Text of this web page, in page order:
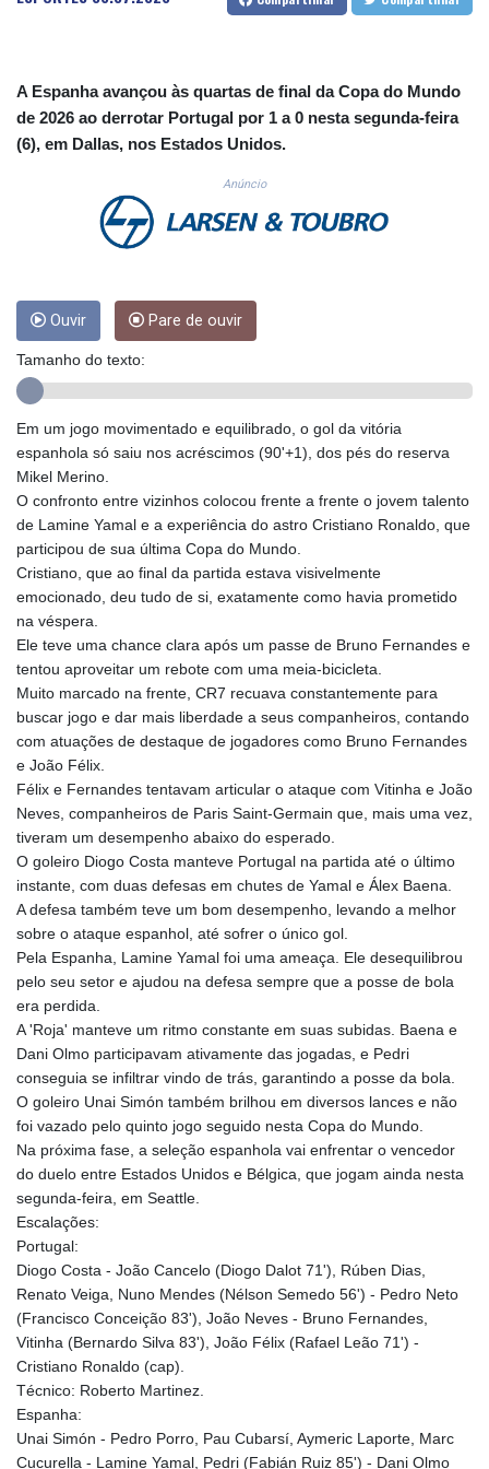
CUC 1.156136
CZK 24.258158
DJF 205.46888
DKK 7.477932
DZD 153.694406
ERN 17.342035
FKP 0.859288
GBP 0.856968
GHS 13.596606
GIP 0.859288
GMD 84.980421
GTQ 8.820142
GYD 241.849406
HKD 9.067746
HNL 31.077375
HRK 7.536506
HUF 363.096405
IDR 20580.370421
INR 109.992259
IRR
1590322.371805
ISK 142.598215
JEP 0.859288
JMD 183.583315
JOD 0.819746
JPY 182.445186
KES 148.887592
KMF 492.514185
KRW 1627.712241
KWD 0.356865
KYD 0.963346
KZT 541.784389
LAK 26108.437325
LBP
LSL 18.648909
LTL 3.413768
LVL 0.699335
LYD 7.358849
MKD 61.70777
MMK 2427.367709
A Espanha avançou às quartas de final da Copa do Mundo
de 2026 ao derrotar Portugal por 1 a 0 nesta segunda-feira
(6), em Dallas, nos Estados Unidos.
Anúncio
Ouvir Pare de ouvir
Tamanho do texto:
Em um jogo movimentado e equilibrado, o gol da vitória
espanhola só saiu nos acréscimos (90'+1), dos pés do reserva
Mikel Merino.
O confronto entre vizinhos colocou frente a frente o jovem talento
de Lamine Yamal e a experiência do astro Cristiano Ronaldo, que
participou de sua última Copa do Mundo.
Cristiano, que ao final da partida estava visivelmente
emocionado, deu tudo de si, exatamente como havia prometido
na véspera.
Ele teve uma chance clara após um passe de Bruno Fernandes e
tentou aproveitar um rebote com uma meia-bicicleta.
Muito marcado na frente, CR7 recuava constantemente para
buscar jogo e dar mais liberdade a seus companheiros, contando
com atuações de destaque de jogadores como Bruno Fernandes
e João Félix.
Félix e Fernandes tentavam articular o ataque com Vitinha e João
Neves, companheiros de Paris Saint-Germain que, mais uma vez,
tiveram um desempenho abaixo do esperado.
O goleiro Diogo Costa manteve Portugal na partida até o último
instante, com duas defesas em chutes de Yamal e Álex Baena.
A defesa também teve um bom desempenho, levando a melhor
sobre o ataque espanhol, até sofrer o único gol.
Pela Espanha, Lamine Yamal foi uma ameaça. Ele desequilibrou
pelo seu setor e ajudou na defesa sempre que a posse de bola
era perdida.
A 'Roja' manteve um ritmo constante em suas subidas. Baena e
Dani Olmo participavam ativamente das jogadas, e Pedri
conseguia se infiltrar vindo de trás, garantindo a posse da bola.
O goleiro Unai Simón também brilhou em diversos lances e não
foi vazado pelo quinto jogo seguido nesta Copa do Mundo.
Na próxima fase, a seleção espanhola vai enfrentar o vencedor
do duelo entre Estados Unidos e Bélgica, que jogam ainda nesta
segunda-feira, em Seattle.
Escalações:
Portugal:
Diogo Costa - João Cancelo (Diogo Dalot 71'), Rúben Dias,
Renato Veiga, Nuno Mendes (Nélson Semedo 56') - Pedro Neto
(Francisco Conceição 83'), João Neves - Bruno Fernandes,
Vitinha (Bernardo Silva 83'), João Félix (Rafael Leão 71') -
Cristiano Ronaldo (cap).
Técnico: Roberto Martinez.
Espanha:
Unai Simón - Pedro Porro, Pau Cubarsí, Aymeric Laporte, Marc
Cucurella - Lamine Yamal, Pedri (Fabián Ruiz 85') - Dani Olmo